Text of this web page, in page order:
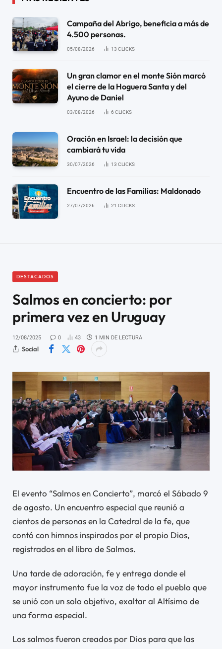
Campaña del Abrigo, beneficia a más de
4.500 personas.
05/08/2026 13 CLICKS
Un gran clamor en el monte Sión marcó
el cierre de la Hoguera Santa y del
Ayuno de Daniel
03/08/2026 6 CLICKS
Oración en Israel: la decisión que
cambiará tu vida
30/07/2026 13 CLICKS
Encuentro de las Familias: Maldonado
27/07/2026 21 CLICKS
DESTACADOS
Salmos en concierto: por
primera vez en Uruguay
12/08/2025 0 43 1 MIN DE LECTURA
Social
El evento “Salmos en Concierto”, marcó el Sábado 9
de agosto. Un encuentro especial que reunió a
cientos de personas en la Catedral de la fe, que
contó con himnos inspirados por el propio Dios,
registrados en el libro de Salmos.
Una tarde de adoración, fe y entrega donde el
mayor instrumento fue la voz de todo el pueblo que
se unió con un solo objetivo, exaltar al Altísimo de
una forma especial.
Los salmos fueron creados por Dios para que las